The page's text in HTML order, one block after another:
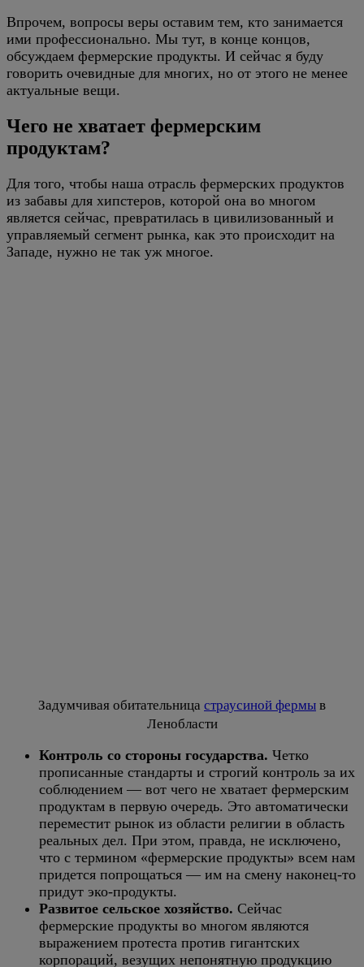
Впрочем, вопросы веры оставим тем, кто занимается
ими профессионально. Мы тут, в конце концов,
обсуждаем фермерские продукты. И сейчас я буду
говорить очевидные для многих, но от этого не менее
актуальные вещи.
Чего не хватает фермерским
продуктам?
Для того, чтобы наша отрасль фермерских продуктов
из забавы для хипстеров, которой она во многом
является сейчас, превратилась в цивилизованный и
управляемый сегмент рынка, как это происходит на
Западе, нужно не так уж многое.
Задумчивая обитательница страусиной фермы в
Ленобласти
Контроль со стороны государства. Четко
прописанные стандарты и строгий контроль за их
соблюдением — вот чего не хватает фермерским
продуктам в первую очередь. Это автоматически
переместит рынок из области религии в область
реальных дел. При этом, правда, не исключено,
что с термином «фермерские продукты» всем нам
придется попрощаться — им на смену наконец-то
придут эко-продукты.
Развитое сельское хозяйство. Сейчас
фермерские продукты во многом являются
выражением протеста против гигантских
корпораций, везущих непонятную продукцию